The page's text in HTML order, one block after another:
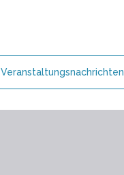
Veranstaltungsnachrichten